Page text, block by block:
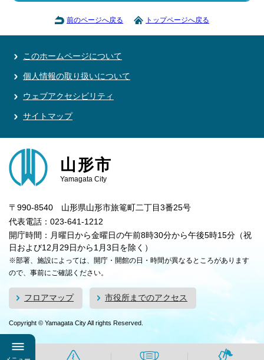
前のページへ戻る トップページへ戻る
このホームページについて
個人情報の取り扱いについて
ウェブアクセシビリティ
サイトマップ
山形市
Yamagata City
〒990-8540 山形県山形市旅篭町二丁目3番25号
代表電話：023-641-1212
開庁時間：月曜日から金曜日の午前8時30分から午後5時15分（祝
日および12月29日から1月3日を除く）
※部署、施設によっては、開庁・開館の日・時間が異なるところがあります
ので、事前にご確認ください。
フロアマップ 市役所までのアクセス
Copyright © Yamagata City All rights Reserved.